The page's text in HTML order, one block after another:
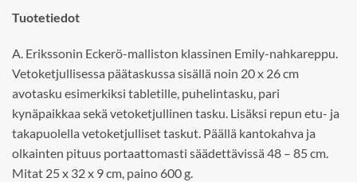
Tuotetiedot
A. Erikssonin Eckerö-malliston klassinen Emily-nahkareppu.
Vetoketjullisessa päätaskussa sisällä noin 20 x 26 cm
avotasku esimerkiksi tabletille, puhelintasku, pari
kynäpaikkaa sekä vetoketjullinen tasku. Lisäksi repun etu- ja
takapuolella vetoketjulliset taskut. Päällä kantokahva ja
olkainten pituus portaattomasti säädettävissä 48 – 85 cm.
Mitat 25 x 32 x 9 cm, paino 600 g.